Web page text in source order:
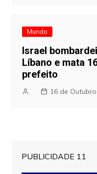
Mundo
Israel
Líbano e mata
prefeito
16 de
PUBLICIDADE 11